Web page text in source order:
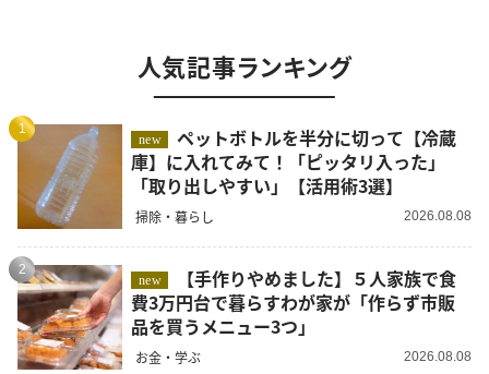
人気記事ランキング
1
new
ペットボトルを半分に切って【冷蔵
庫】に入れてみて！「ピッタリ入った」
「取り出しやすい」【活用術3選】
掃除・暮らし 2026.08.08
2
new
費3万円台で暮らすわが家が「作らず市販
品を買うメニュー3つ」
お金・学ぶ 2026.08.08